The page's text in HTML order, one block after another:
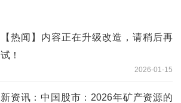
【热闻】内容正在升级改造，请稍后再
试！
2026-01-15
新资讯：中国股市：2026年矿产资源的